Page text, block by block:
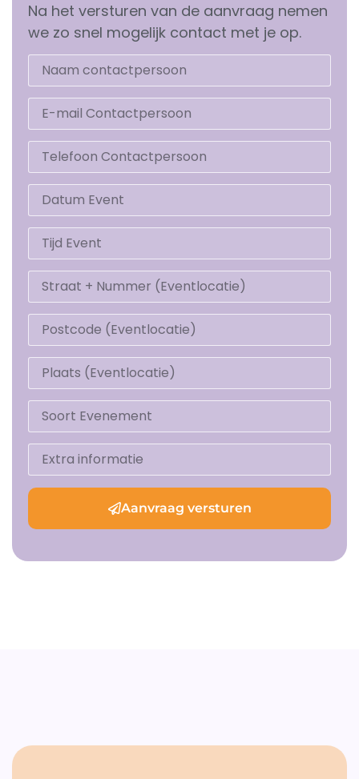
Na het versturen van de aanvraag nemen
we zo snel mogelijk contact met je op.
Aanvraag versturen